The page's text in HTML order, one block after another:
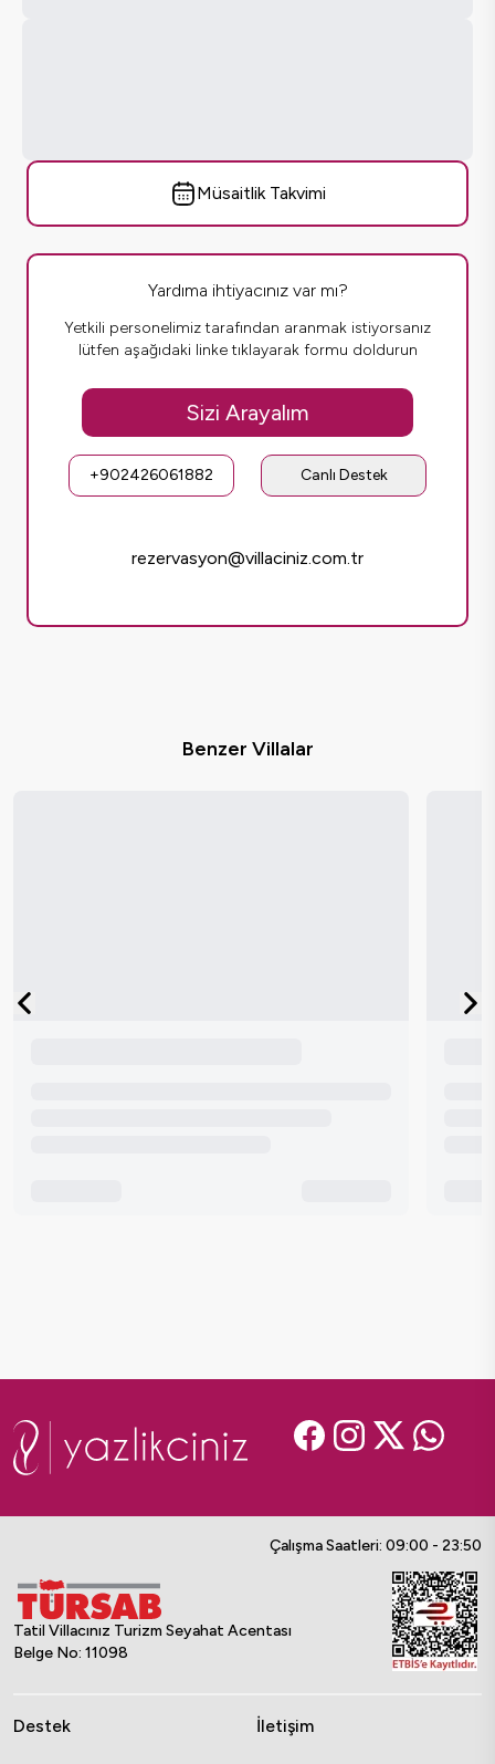
Müsaitlik Takvimi
Yardıma ihtiyacınız var mı?
Yetkili personelimiz tarafından aranmak istiyorsanız
lütfen aşağıdaki linke tıklayarak formu doldurun
Sizi Arayalım
+902426061882 Canlı Destek
rezervasyon@villaciniz.com.tr
Benzer Villalar
Çalışma Saatleri: 09:00 - 23:50
Tatil Villacınız Turizm Seyahat Acentası
Belge No: 11098
Destek İletişim